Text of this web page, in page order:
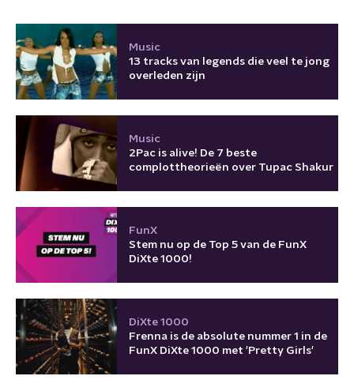
Music
13 tracks van legends die veel te jong
overleden zijn
Music
2Pac is alive! De 7 beste
complottheorieën over Tupac Shakur
FunX
Stem nu op de Top 5 van de FunX
DiXte 1000!
DiXte 1000
Frenna is de absolute nummer 1 in de
FunX DiXte 1000 met 'Pretty Girls'